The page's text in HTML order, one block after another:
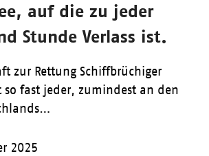
auf die zu jeder
Stunde Verlass ist.
zur Rettung Schiffbrüchiger
so fast jeder, zumindest an den
2025